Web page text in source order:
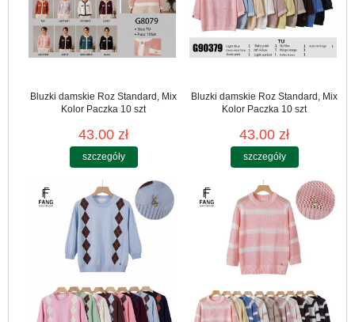
Bluzki damskie Roz Standard, Mix
Kolor Paczka 10 szt
43.00 zł
szczegóły
Bluzki damskie Roz Standard, Mix
Kolor Paczka 10 szt
43.00 zł
szczegóły